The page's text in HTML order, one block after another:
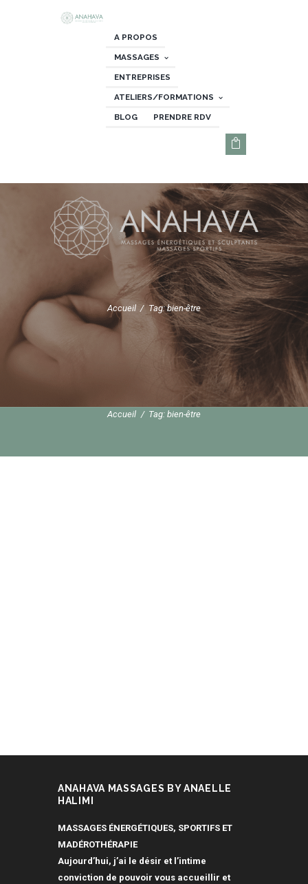
A PROPOS
MASSAGES
ENTREPRISES
ATELIERS/FORMATIONS
BLOG PRENDRE RDV
Accueil Tag: bien-être
Accueil Tag: bien-être
ANAHAVA MASSAGES BY ANAELLE
HALIMI
MASSAGES ÉNERGÉTIQUES, SPORTIFS ET
MADÉROTHÉRAPIE
Aujourd’hui, j’ai le désir et l’intime
conviction de pouvoir vous accueillir et